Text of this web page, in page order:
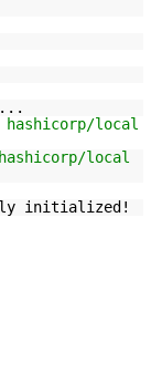
local
local
initialized!